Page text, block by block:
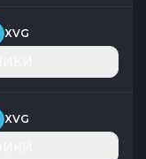
XVG
XVG